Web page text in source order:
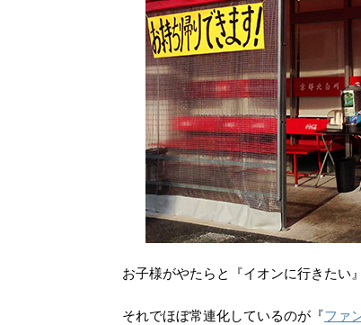
お子様がやたらと『イオンに行きたい
それでほぼ常連化しているのが『ファ